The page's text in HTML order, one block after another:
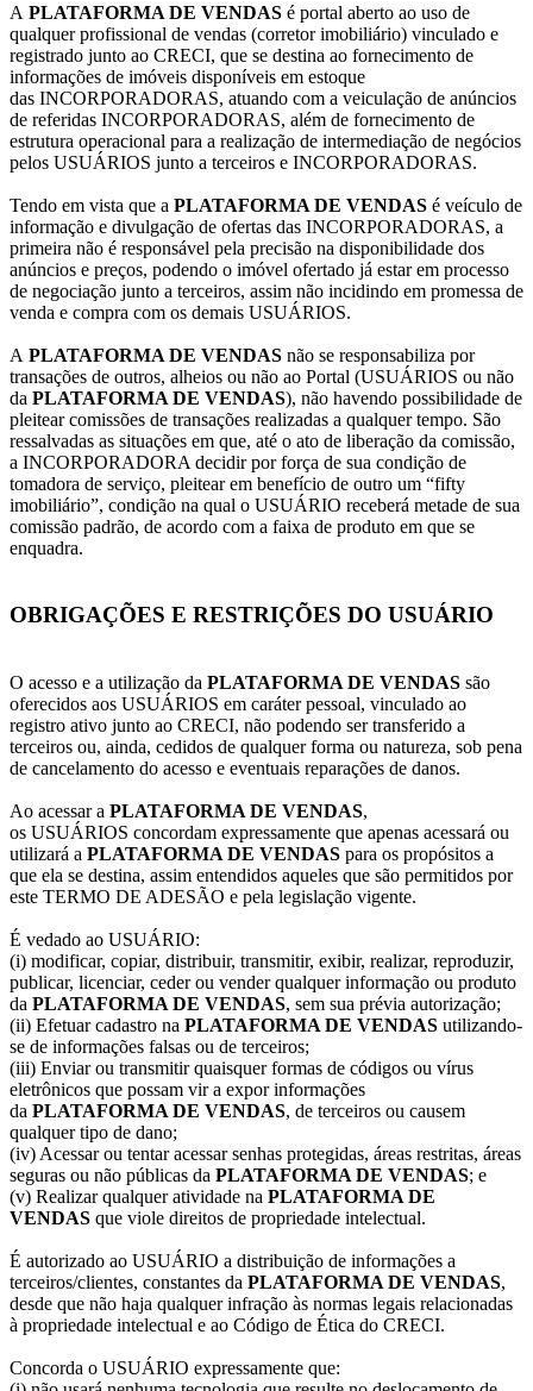
A PLATAFORMA DE VENDAS é portal aberto ao uso de
qualquer profissional de vendas (corretor imobiliário) vinculado e
registrado junto ao CRECI, que se destina ao fornecimento de
informações de imóveis disponíveis em estoque
das INCORPORADORAS, atuando com a veiculação de anúncios
de referidas INCORPORADORAS, além de fornecimento de
estrutura operacional para a realização de intermediação de negócios
pelos USUÁRIOS junto a terceiros e INCORPORADORAS.
Tendo em vista que a PLATAFORMA DE VENDAS é veículo de
informação e divulgação de ofertas das INCORPORADORAS, a
primeira não é responsável pela precisão na disponibilidade dos
anúncios e preços, podendo o imóvel ofertado já estar em processo
de negociação junto a terceiros, assim não incidindo em promessa de
venda e compra com os demais USUÁRIOS.
A PLATAFORMA DE VENDAS não se responsabiliza por
transações de outros, alheios ou não ao Portal (USUÁRIOS ou não
da PLATAFORMA DE VENDAS), não havendo possibilidade de
pleitear comissões de transações realizadas a qualquer tempo. São
ressalvadas as situações em que, até o ato de liberação da comissão,
a INCORPORADORA decidir por força de sua condição de
tomadora de serviço, pleitear em benefício de outro um “fifty
imobiliário”, condição na qual o USUÁRIO receberá metade de sua
comissão padrão, de acordo com a faixa de produto em que se
enquadra.
OBRIGAÇÕES E RESTRIÇÕES DO USUÁRIO
O acesso e a utilização da PLATAFORMA DE VENDAS são
oferecidos aos USUÁRIOS em caráter pessoal, vinculado ao
registro ativo junto ao CRECI, não podendo ser transferido a
terceiros ou, ainda, cedidos de qualquer forma ou natureza, sob pena
de cancelamento do acesso e eventuais reparações de danos.
Ao acessar a PLATAFORMA DE VENDAS,
os USUÁRIOS concordam expressamente que apenas acessará ou
utilizará a PLATAFORMA DE VENDAS para os propósitos a
que ela se destina, assim entendidos aqueles que são permitidos por
este TERMO DE ADESÃO e pela legislação vigente.
É vedado ao USUÁRIO:
(i) modificar, copiar, distribuir, transmitir, exibir, realizar, reproduzir,
publicar, licenciar, ceder ou vender qualquer informação ou produto
da PLATAFORMA DE VENDAS, sem sua prévia autorização;
(ii) Efetuar cadastro na PLATAFORMA DE VENDAS utilizando-
se de informações falsas ou de terceiros;
(iii) Enviar ou transmitir quaisquer formas de códigos ou vírus
eletrônicos que possam vir a expor informações
da PLATAFORMA DE VENDAS, de terceiros ou causem
qualquer tipo de dano;
(iv) Acessar ou tentar acessar senhas protegidas, áreas restritas, áreas
seguras ou não públicas da PLATAFORMA DE VENDAS; e
(v) Realizar qualquer atividade na PLATAFORMA DE
VENDAS que viole direitos de propriedade intelectual.
É autorizado ao USUÁRIO a distribuição de informações a
terceiros/clientes, constantes da PLATAFORMA DE VENDAS,
desde que não haja qualquer infração às normas legais relacionadas
à propriedade intelectual e ao Código de Ética do CRECI.
Concorda o USUÁRIO expressamente que: